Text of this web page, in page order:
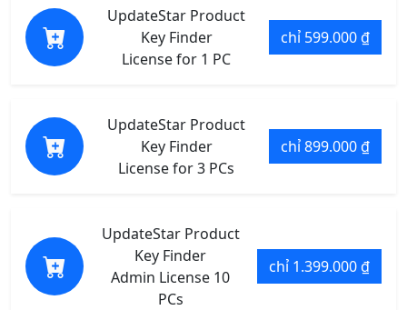
UpdateStar Product
Key Finder
License for 1 PC
chỉ 599.000 ₫
UpdateStar Product
Key Finder
License for 3 PCs
chỉ 899.000 ₫
UpdateStar Product
Key Finder
Admin License 10
PCs
chỉ 1.399.000 ₫